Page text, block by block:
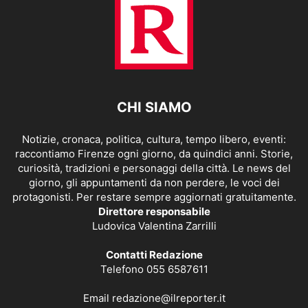
CHI SIAMO
Notizie, cronaca, politica, cultura, tempo libero, eventi:
raccontiamo Firenze ogni giorno, da quindici anni. Storie,
curiosità, tradizioni e personaggi della città. Le news del
giorno, gli appuntamenti da non perdere, le voci dei
protagonisti. Per restare sempre aggiornati gratuitamente.
Direttore responsabile
Ludovica Valentina Zarrilli
Contatti Redazione
Telefono 055 6587611
Email redazione@ilreporter.it